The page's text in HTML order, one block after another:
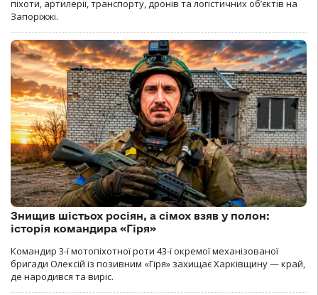
піхоти, артилерії, транспорту, дронів та логістичних об’єктів на
Запоріжжі.
Знищив шістьох росіян, а сімох взяв у полон:
історія командира «Гіря»
Командир 3-ї мотопіхотної роти 43-ї окремої механізованої
бригади Олексій із позивним «Гіря» захищає Харківщину — край,
де народився та виріс.